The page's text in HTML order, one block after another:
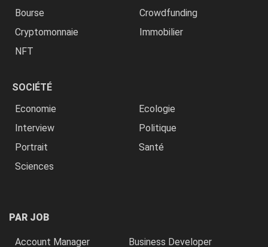
Bourse
Crowdfunding
Cryptomonnaie
Immobilier
NFT
SOCIÉTÉ
Economie
Ecologie
Interview
Politique
Portrait
Santé
Sciences
PAR JOB
Account Manager
Business Developer